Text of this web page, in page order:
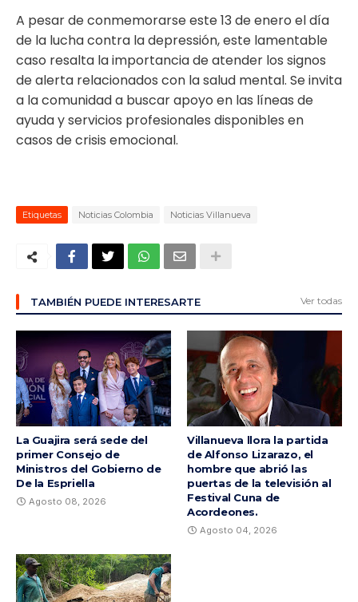
A pesar de conmemorarse este 13 de enero el día
de la lucha contra la depressión, este lamentable
caso resalta la importancia de atender los signos
de alerta relacionados con la salud mental. Se invita
a la comunidad a buscar apoyo en las líneas de
ayuda y servicios profesionales disponibles en
casos de crisis emocional.
Etiquetas Noticias Colombia Noticias Villanueva
TAMBIÉN PUEDE INTERESARTE Ver todas
La Guajira será sede del
primer Consejo de
Ministros del Gobierno de
De la Espriella
Agosto 08, 2026
Villanueva llora la partida
de Alfonso Lizarazo, el
hombre que abrió las
puertas de la televisión al
Festival Cuna de
Acordeones.
Agosto 04, 2026